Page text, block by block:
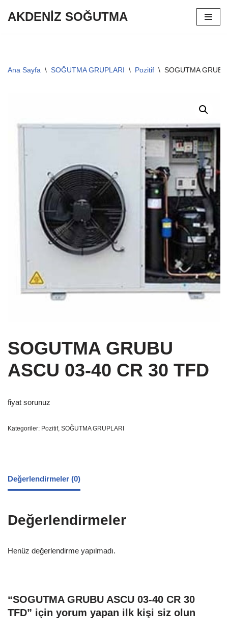
AKDENİZ SOĞUTMA
Ana Sayfa \ SOĞUTMA GRUPLARI \ Pozitif \ SOGUTMA
SOGUTMA GRUBU
ASCU 03-40 CR 30 TFD
fiyat sorunuz
Kategoriler: Pozitif, SOĞUTMA GRUPLARI
Değerlendirmeler (0)
Değerlendirmeler
Henüz değerlendirme yapılmadı.
“SOGUTMA GRUBU ASCU 03-40 CR 30
TFD” için yorum yapan ilk kişi siz olun